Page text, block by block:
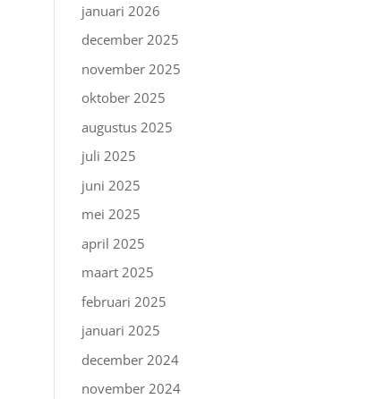
januari 2026
december 2025
november 2025
oktober 2025
augustus 2025
juli 2025
juni 2025
mei 2025
april 2025
maart 2025
februari 2025
januari 2025
december 2024
november 2024